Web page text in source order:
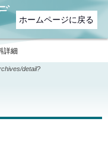
ホームページに戻る
詳細
detail?